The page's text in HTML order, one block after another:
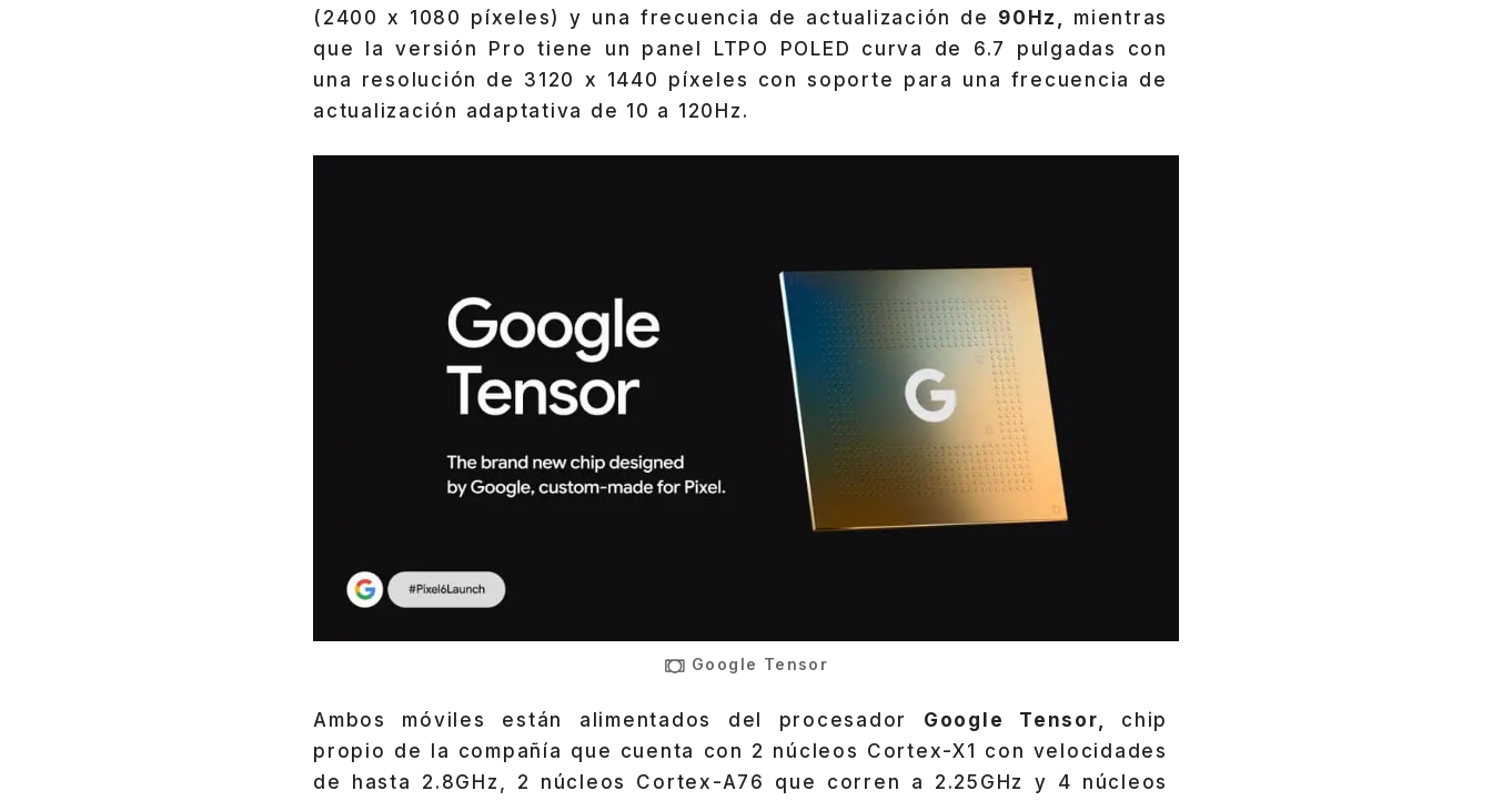
(2400 x 1080 píxeles) y una frecuencia de actualización de 90Hz, mientras
que la versión Pro tiene un panel LTPO POLED curva de 6.7 pulgadas con
una resolución de 3120 x 1440 píxeles con soporte para una frecuencia de
actualización adaptativa de 10 a 120Hz.
Google Tensor
Ambos móviles están alimentados del procesador Google Tensor, chip
propio de la compañía que cuenta con 2 núcleos Cortex-X1 con velocidades
de hasta 2.8GHz, 2 núcleos Cortex-A76 que corren a 2.25GHz y 4 núcleos